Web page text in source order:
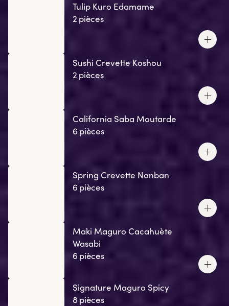
Tulip Kuro Edamame
2 pièces
Sushi Crevette Koshou
2 pièces
California Saba Moutarde
6 pièces
Spring Crevette Nanban
6 pièces
Maki Maguro Cacahuète
Wasabi
6 pièces
Signature Maguro Spicy
8 pièces